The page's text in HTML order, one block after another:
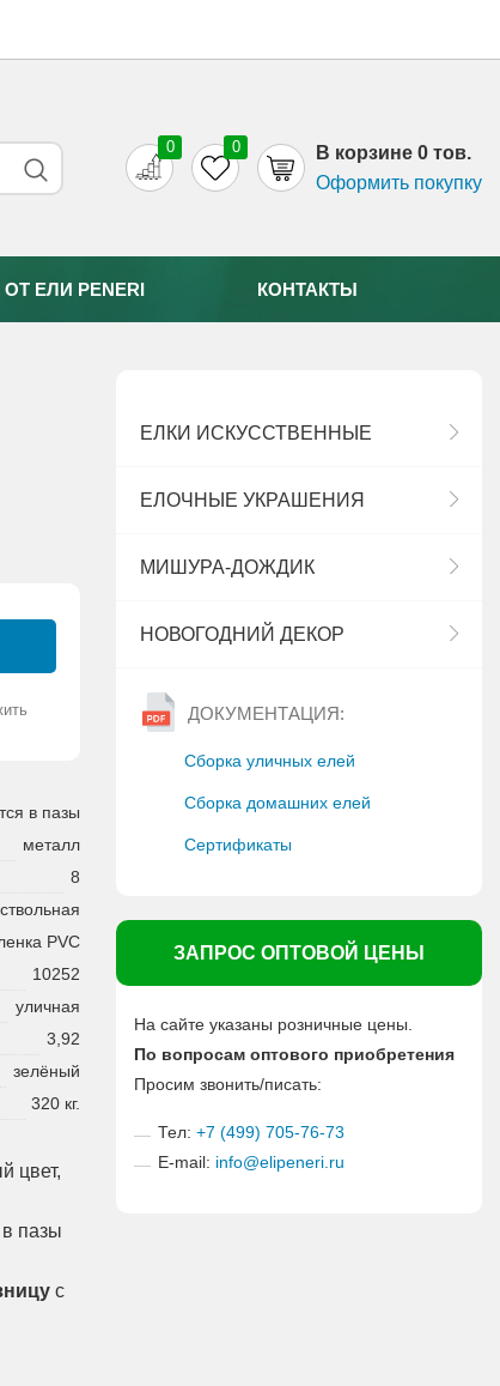
B корзине 0 тов.
Оформить покупку
0
0
EЛИ PENERI КОНТАКТЫ
в пазы
металл
8
ствольная
PVC
10252
уличная
3,92
зелёный
320 кг.
цвет,
в пазы
с
ЕЛКИ ИСКУССТВЕННЫЕ
ЕЛОЧНЫЕ УКРАШЕНИЯ
МИШУРА-ДОЖДИК
НОВОГОДНИЙ ДЕКОР
ДОКУМЕНТАЦИЯ:
Сборка уличных елей
Сборка домашних елей
Сертификаты
ЗАПРОС ОПТОВОЙ ЦЕНЫ
На сайте указаны розничные цены.
По вопросам оптового приобретения
Просим звонить/писать:
Тел: +7 (499) 705-76-73
E-mail: info@elipeneri.ru